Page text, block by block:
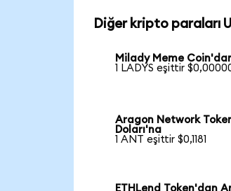
Diğer kripto paraları
Milady Meme
1 LADYS eşittir
Aragon Network
Doları'na
1 ANT eşittir $0,1181
ETHLend Token'dan